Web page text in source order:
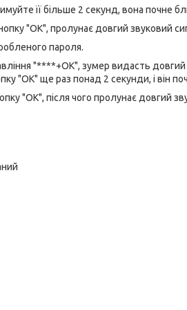
її більше 2 секунд, вона почне
"ОК", пролунає довгий звуковий
пароля.
"****+OK", зумер видасть
"ОК" ще раз понад 2 секунди, і він
"ОК", після чого пролунає довгий